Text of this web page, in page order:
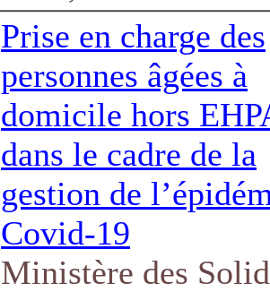
Prise en charge des
personnes âgées à
domicile hors
dans le cadre de la
gestion de
Covid-19
Ministère des